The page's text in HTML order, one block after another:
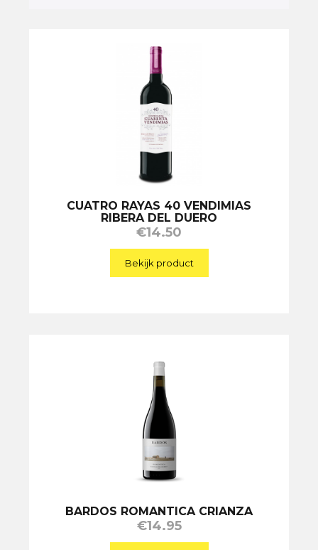
CUATRO RAYAS 40 VENDIMIAS
RIBERA DEL DUERO
€14.50
Bekijk product
BARDOS ROMANTICA CRIANZA
€14.95